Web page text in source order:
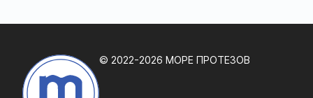
© 2022-2026 МОРЕ ПРОТЕЗОВ